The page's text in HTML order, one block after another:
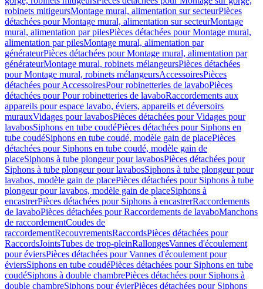
robinets mitigeursMontage mural, alimentation sur secteurPièces
détachées pour Montage mural, alimentation sur secteurMontage
mural, alimentation par pilesPièces détachées pour Montage mural,
alimentation par pilesMontage mural, alimentation par
générateurPièces détachées pour Montage mural, alimentation par
générateurMontage mural, robinets mélangeursPièces détachées
pour Montage mural, robinets mélangeursAccessoiresPièces
détachées pour AccessoiresPour robinetteries de lavaboPièces
détachées pour Pour robinetteries de lavaboRaccordements aux
appareils pour espace lavabo, éviers, appareils et déversoirs
murauxVidages pour lavabosPièces détachées pour Vidages pour
lavabosSiphons en tube coudéPièces détachées pour Siphons en
tube coudéSiphons en tube coudé, modèle gain de placePièces
détachées pour Siphons en tube coudé, modèle gain de
placeSiphons à tube plongeur pour lavabosPièces détachées pour
Siphons à tube plongeur pour lavabosSiphons à tube plongeur pour
lavabos, modèle gain de placePièces détachées pour Siphons à tube
plongeur pour lavabos, modèle gain de placeSiphons à
encastrerPièces détachées pour Siphons à encastrerRaccordements
de lavaboPièces détachées pour Raccordements de lavaboManchons
de raccordementCoudes de
raccordementRecouvrementsRaccordsPièces détachées pour
RaccordsJointsTubes de trop-pleinRallongesVannes d'écoulement
pour éviersPièces détachées pour Vannes d'écoulement pour
éviersSiphons en tube coudéPièces détachées pour Siphons en tube
coudéSiphons à double chambrePièces détachées pour Siphons à
double chambreSiphons pour évierPièces détachées pour Siphons